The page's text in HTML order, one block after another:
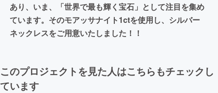
あり、いま、「世界で最も輝く宝石」として注目を集め
ています。そのモアッサナイト1ctを使用し、シルバー
ネックレスをご用意いたしました！！
このプロジェクトを見た人はこちらもチェックし
ています